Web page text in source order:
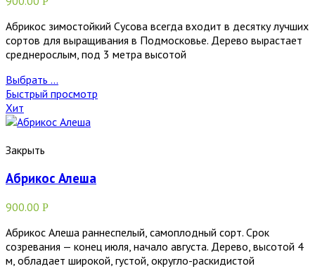
Абрикос зимостойкий Сусова всегда входит в десятку лучших
сортов для выращивания в Подмосковье. Дерево вырастает
среднерослым, под 3 метра высотой
Выбрать ...
Быстрый просмотр
Хит
Закрыть
Абрикос Алеша
900.00 Р
Абрикос Алеша раннеспелый, самоплодный сорт. Срок
созревания — конец июля, начало августа. Дерево, высотой 4
м, обладает широкой, густой, округло-раскидистой